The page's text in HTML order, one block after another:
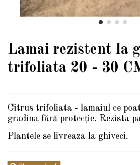
Lamai rezistent la
trifoliata 20 - 30
Citrus trifoliata - lamaiul ce
gradina fără protecție. Rezista
Plantele se livreaza la ghiveci.